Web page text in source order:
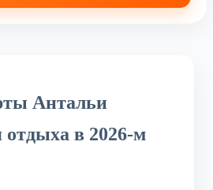
Антальи
отдыха в 2026-м